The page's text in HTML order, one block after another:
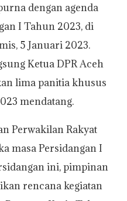
n
t
r
e
dengan agenda
I Tahun 2023, di
5 Januari 2023.
Ketua DPR Aceh
lima panitia khusus
mendatang.
Perwakilan Rakyat
masa Persidangan I
ini, pimpinan
rencana kegiatan